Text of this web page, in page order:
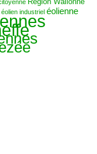
éolien industriel éolienne